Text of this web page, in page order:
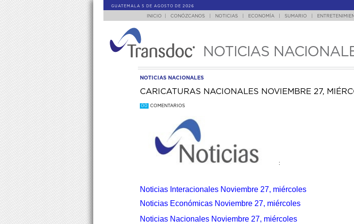
GUATEMALA 5 DE AGOSTO DE 2026
INICIO CONÓZCANOS NOTICIAS ECONOMÍA SUMARIO
NOTICIAS
NOTICIAS NACIONALES
CARICATURAS NACIONALES NOVIEMBRE 27,
00 COMENTARIOS
:
Noticias Interacionales Noviembre 27, miércoles
Noticias Económicas Noviembre 27, miércoles
Noticias Nacionales Noviembre 27, miércoles